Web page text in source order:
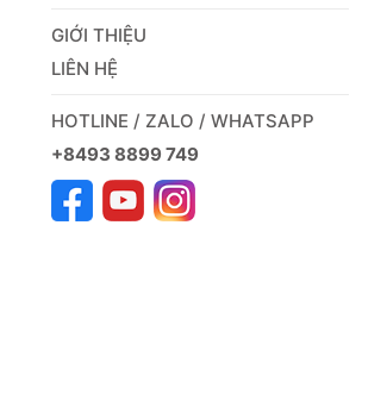
GIỚI THIỆU
LIÊN HỆ
HOTLINE / ZALO / WHATSAPP
+8493 8899 749